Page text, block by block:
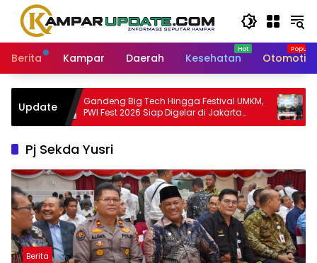
Langsung
konten
Berita
Kampar Daerah Kesehatan Otomotif
Update Gandeng Big Tech Hingga Festival UMKM,
PWI Fest 2026 Siap Digelar di Jakarta
Desember Mendatang
Bupati
Pj Sekda Yusri
Berita